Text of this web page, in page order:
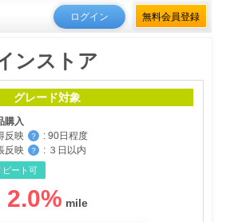
ログイン 無料会員登録
ンストア
グレード対象
購入
反映
？ : 90日程度
反映
？ : ３日以内
ピート可
2.0%